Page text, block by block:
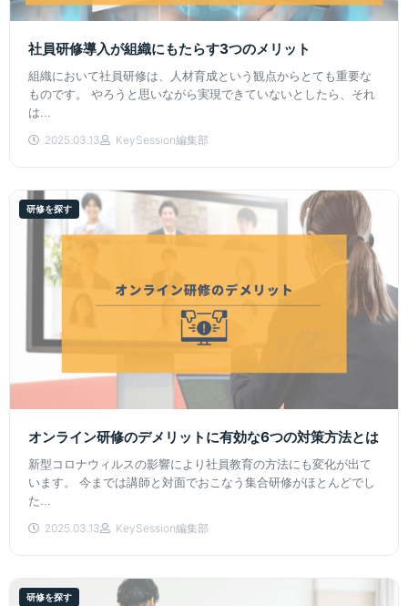
社員研修導入が組織にもたらす3つのメリット
組織において社員研修は、人材育成という観点からとても重要な
ものです。 やろうと思いながら実現できていないとしたら、それ
は...
2025.03.13 KeySession編集部
研修を探す
オンライン研修のデメリットに有効な6つの対策方法とは
新型コロナウィルスの影響により社員教育の方法にも変化が出て
います。 今までは講師と対面でおこなう集合研修がほとんどでし
た...
2025.03.13 KeySession編集部
研修を探す